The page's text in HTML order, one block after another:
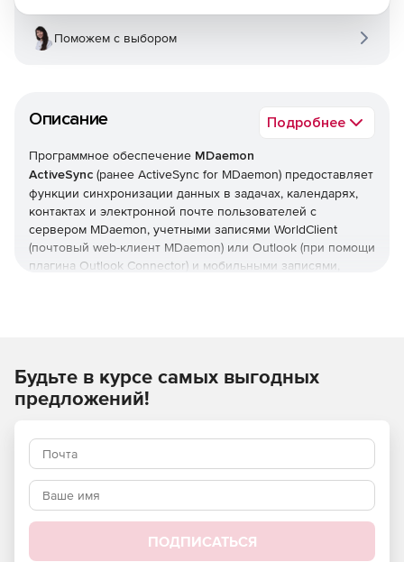
Описание Подробнее
Программное обеспечение MDaemon
ActiveSync (ранее ActiveSync for MDaemon) предоставляет
функции синхронизации данных в задачах, календарях,
контактах и электронной почте пользователей с
сервером MDaemon, учетными записями WorldClient
(почтовый web-клиент MDaemon) или Outlook (при помощи
плагина Outlook Connector) и мобильными записями,
включают в себя настройку политик для доступа
устройств, удаленное стирание данных, автоматическое
обнаружение устройств, синхронизацию множества
передачи по протоколу SSL, создание белых и черных
списков устройств, отключение от неактивных устройств
и контроль использования протоколов для устройств.
Преимущества MDaemon ActiveSync:
Поможем с выбором
Будьте в курсе самых выгодных
предложений!
ПОДПИСАТЬСЯ